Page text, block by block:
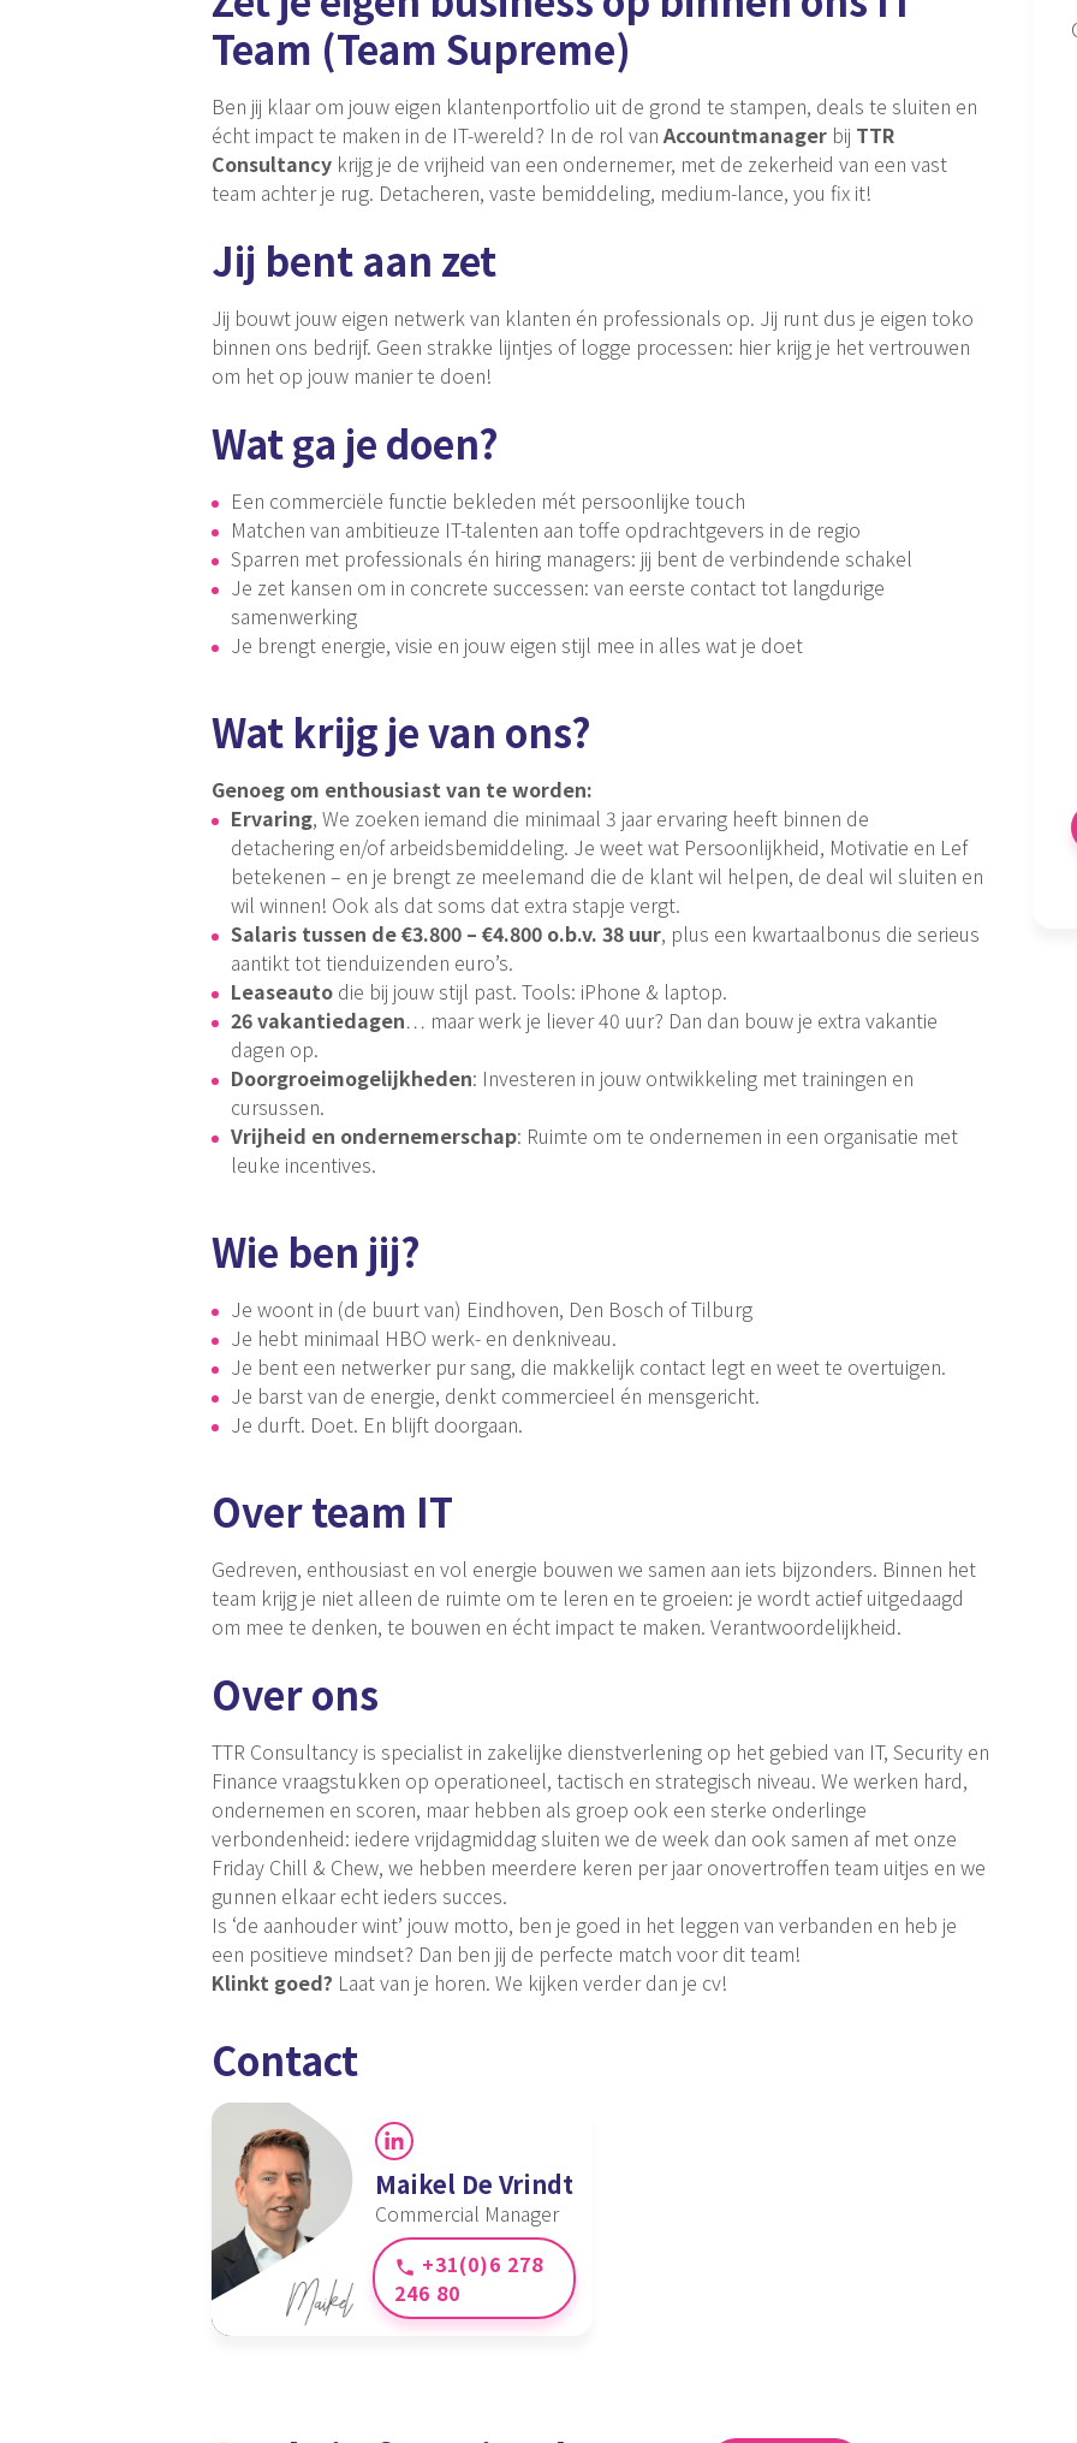
Team (Team Supreme)
Ben jij klaar om jouw eigen klantenportfolio uit de grond te stampen, deals te sluiten en
écht impact te maken in de IT-wereld? In de rol vanAccountmanager bij TTR
Consultancy krijg je de vrijheid van een ondernemer, met de zekerheid van een vast
team achter je rug. Detacheren, vaste bemiddeling, medium-lance, you fix it!
Jij bent aan zet
Jij bouwt jouw eigen netwerk van klanten én professionals op. Jij runt dus je eigen toko
binnen ons bedrijf. Geen strakke lijntjes of logge processen: hier krijg je het vertrouwen
om het op jouw manier te doen!
Wat ga je doen?
Een commerciële functie bekleden mét persoonlijke touch
Matchen van ambitieuze IT-talenten aan toffe opdrachtgevers in de regio
Sparren met professionals én hiring managers: jij bent de verbindende schakel
Je zet kansen om in concrete successen: van eerste contact tot langdurige
samenwerking
Je brengt energie, visie en jouw eigen stijl mee in alles wat je doet
Wat krijg je van ons?
Genoeg om enthousiast van te worden:
Ervaring, We zoeken iemand die minimaal 3 jaar ervaring heeft binnen de
detachering en/of arbeidsbemiddeling. Je weet wat Persoonlijkheid, Motivatie en Lef
betekenen – en je brengt ze meeIemand die de klant wil helpen, de deal wil sluiten en
wil winnen! Ook als dat soms dat extra stapje vergt.
Salaris tussen de €3.800 – €4.800 o.b.v. 38 uur, plus een kwartaalbonus die serieus
aantikt tot tienduizenden euro’s.
Leaseauto die bij jouw stijl past. Tools: iPhone & laptop.
26 vakantiedagen… maar werk je liever 40 uur? Dan dan bouw je extra vakantie
dagen op.
Doorgroeimogelijkheden: Investeren in jouw ontwikkeling met trainingen en
cursussen.
Vrijheid en ondernemerschap: Ruimte om te ondernemen in een organisatie met
leuke incentives.
Wie ben jij?
Je woont in (de buurt van) Eindhoven, Den Bosch of Tilburg
Je hebt minimaal HBO werk- en denkniveau.
Je bent een netwerker pur sang, die makkelijk contact legt en weet te overtuigen.
Je barst van de energie, denkt commercieel én mensgericht.
Je durft. Doet. En blijft doorgaan.
Over team IT
Gedreven, enthousiast en vol energie bouwen we samen aan iets bijzonders. Binnen het
team krijg je niet alleen de ruimte om te leren en te groeien: je wordt actief uitgedaagd
om mee te denken, te bouwen en écht impact te maken. Verantwoordelijkheid.
Over ons
TTR Consultancy is specialist in zakelijke dienstverlening op het gebied van IT, Security en
Finance vraagstukken op operationeel, tactisch en strategisch niveau. We werken hard,
ondernemen en scoren, maar hebben als groep ook een sterke onderlinge
verbondenheid: iedere vrijdagmiddag sluiten we de week dan ook samen af met onze
Friday Chill & Chew, we hebben meerdere keren per jaar onovertroffen team uitjes en we
gunnen elkaar echt ieders succes.
Is ‘de aanhouder wint’ jouw motto, ben je goed in het leggen van verbanden en heb je
een positieve mindset? Dan ben jij de perfecte match voor dit team!
Klinkt goed? Laat van je horen. We kijken verder dan je cv!
Contact
LinkedIn
Maikel De Vrindt
Commercial Manager
phone +31(0)6 278
246 80